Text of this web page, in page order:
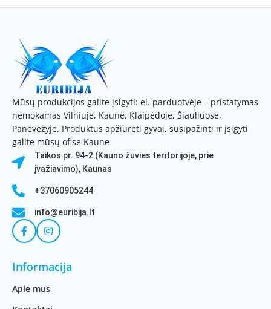
Mūsų produkcijos galite įsigyti: el. parduotvėje – pristatymas
nemokamas Vilniuje, Kaune, Klaipėdoje, Šiauliuose,
Panevėžyje. Produktus apžiūrėti gyvai, susipažinti ir įsigyti
galite mūsų ofise Kaune
Taikos pr. 94-2 (Kauno žuvies teritorijoje, prie
įvažiavimo), Kaunas
+37060905244
info@euribija.lt
Informacija
Apie mus